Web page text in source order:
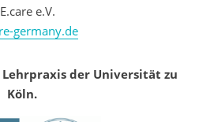
e.V.
germany.de
der Universität zu
Köln.